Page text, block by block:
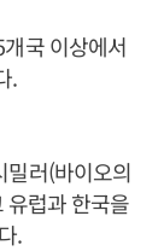
국 이상에서
.
밀러(바이오의
유럽과 한국을
.